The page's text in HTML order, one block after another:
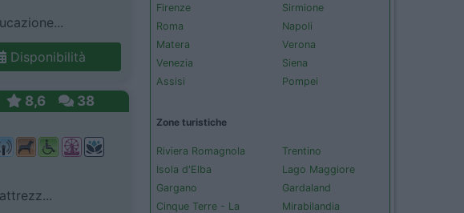
Disponibilità
8,6 38
Firenze
Roma
Matera
Venezia
Assisi
Sirmione
Napoli
Verona
Siena
Pompei
Zone turistiche
Riviera Romagnola
Isola d'Elba
Gargano
Cinque Terre - La
Trentino
Lago Maggiore
Gardaland
Mirabilandia